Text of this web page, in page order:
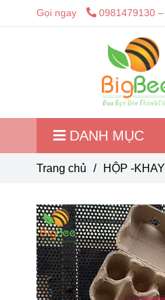
Gọi ngay 0981479130
DANH MỤC
Trang chủ / HỘP -